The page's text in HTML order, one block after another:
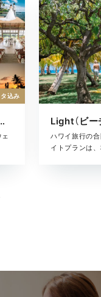
れのハワイフォト
込み
Light（ビー
ハワイ旅行の
イトプランは